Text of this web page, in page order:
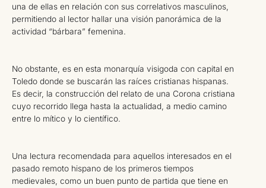
una de ellas en relación con sus correlativos masculinos,
permitiendo al lector hallar una visión panorámica de la
actividad “bárbara” femenina.
No obstante, es en esta monarquía visigoda con capital en
Toledo donde se buscarán las raíces cristianas hispanas.
Es decir, la construcción del relato de una Corona cristiana
cuyo recorrido llega hasta la actualidad, a medio camino
entre lo mítico y lo científico.
Una lectura recomendada para aquellos interesados en el
pasado remoto hispano de los primeros tiempos
medievales, como un buen punto de partida que tiene en